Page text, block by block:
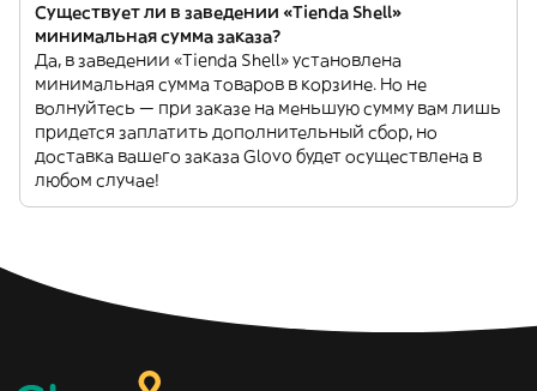
Существует ли в заведении «Tienda Shell»
минимальная сумма заказа?
Да, в заведении «Tienda Shell» установлена
минимальная сумма товаров в корзине. Но не
волнуйтесь — при заказе на меньшую сумму вам лишь
придется заплатить дополнительный сбор, но
доставка вашего заказа Glovo будет осуществлена в
любом случае!